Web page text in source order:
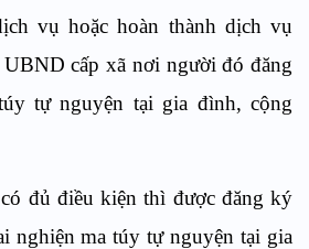
vụ hoặc hoàn thành dịch vụ
cấp xã nơi người đó đăng
tự nguyện tại gia đình, cộng
ó đủ điều kiện thì được đăng ký
nghiện ma túy tự nguyện tại gia